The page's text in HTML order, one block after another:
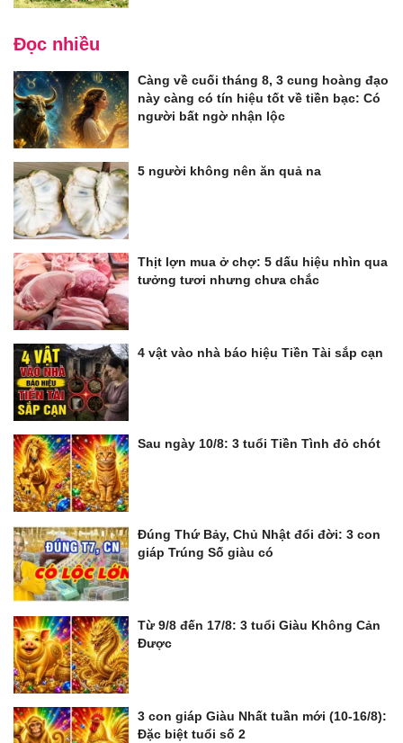
Đọc nhiều
Càng về cuối tháng 8, 3 cung hoàng đạo
này càng có tín hiệu tốt về tiền bạc: Có
người bất ngờ nhận lộc
5 người không nên ăn quả na
Thịt lợn mua ở chợ: 5 dấu hiệu nhìn qua
tưởng tươi nhưng chưa chắc
4 vật vào nhà báo hiệu Tiền Tài sắp cạn
Sau ngày 10/8: 3 tuổi Tiền Tình đỏ chót
Đúng Thứ Bảy, Chủ Nhật đổi đời: 3 con
giáp Trúng Số giàu có
Từ 9/8 đến 17/8: 3 tuổi Giàu Không Cản
Được
3 con giáp Giàu Nhất tuần mới (10-16/8):
Đặc biệt tuổi số 2